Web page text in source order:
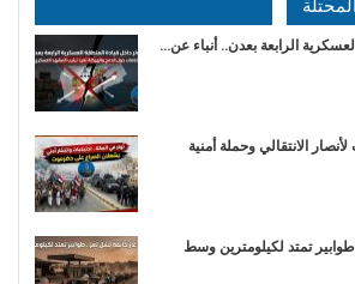
الرابعة بعدن.. أنباء عن…
الانتقالي وحملة أمنية
تمتد لكيلومترين وسط